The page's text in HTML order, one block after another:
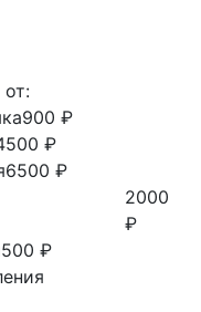
900 ₽
₽
6500 ₽
2000
₽
500 ₽